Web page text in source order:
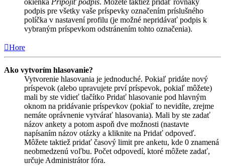
okienka Pripojiť podpis. Môžete taktiež pridať rovnaký
podpis pre všetky vaše príspevky označením príslušného
políčka v nastavení profilu (je možné nepridávať podpis k
vybraným príspevkom odstránením tohto označenia).
Hore
Ako vytvorím hlasovanie?
Vytvorenie hlasovania je jednoduché. Pokiaľ pridáte nový
príspevok (alebo upravujete prví príspevok, pokiaľ môžete)
mali by ste vidieť tlačítko Pridať hlasovanie pod hlavným
oknom na pridávanie príspevkov (pokiaľ to nevidíte, zrejme
nemáte oprávnenie vytvárať hlasovania). Mali by ste zadať
názov ankety a potom aspoň dve možnosti (nastavte
napísaním názov otázky a kliknite na Pridať odpoveď.
Môžete taktiež pridať časový limit pre anketu, kde 0 znamená
neobmedzenú voľbu. Počet odpovedí, ktoré môžete zadať,
určuje Administrátor fóra.